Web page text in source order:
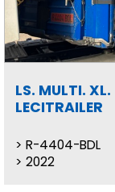
LS. MULTI. XL.
LECITRAILER
R-4404-BDL
2022